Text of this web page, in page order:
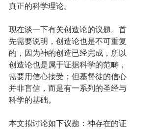
真正的科学理论。
现在谈一下有关创造论的议题。首
先需要说明，创造论也是不可重复
的，因为神的创造已经完成，所以
创造论也是属于证据科学的范畴，
需要用信心接受；但基督徒的信心
并非盲信，而是有一系列的圣经与
科学的基础。
本文拟讨论如下议题：神存在的证